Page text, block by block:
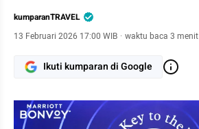
kumparanTRAVEL
13 Februari 2026 17:00 WIB · waktu baca 3 menit
Ikuti kumparan di Google